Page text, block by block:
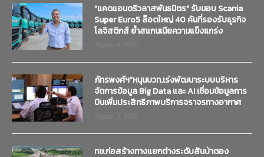
“แคดแอนดริวลาสพันธมิตร” รับมอบ Scania
Super Euro5 ล็อตใหญ่ 40 คันที่รองรับธุรกิจ
โลจิสติกส์ ย้ำสแกนเนียความแข็งแกร่ง
ภัทรพงศ์ฯ”หนุนบวท.เร่งพัฒนาระบบบริหาร
จัดการข้อมูล Big Data และ AI เชื่อมข้อมูลการ
บินเพิ่มประสิทธิภาพบริการจราจรทางอากาศ
ทช.ก่อสร้างทางแยกต่างระดับสันป่าตอง